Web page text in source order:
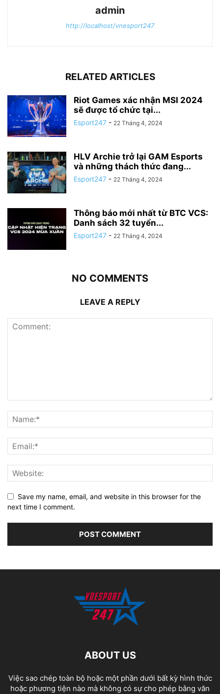
admin
http://localhost/vnesport247
RELATED ARTICLES
Riot Games xác nhận MSI 2024
sẽ được tổ chức tại...
Esport247 - 22 Tháng 4, 2024
HLV Archie trở lại GAM Esports
và những thách thức đang...
Esport247 - 22 Tháng 4, 2024
Thông báo mới nhất từ BTC VCS:
Danh sách 32 tuyển...
Esport247 - 22 Tháng 4, 2024
NO COMMENTS
LEAVE A REPLY
Save my name, email, and website in this browser for the
next time I comment.
ABOUT US
Việc sao chép toàn bộ hoặc một phần dưới bất kỳ hình thức
hoặc phương tiện nào mà không có sự cho phép bằng văn